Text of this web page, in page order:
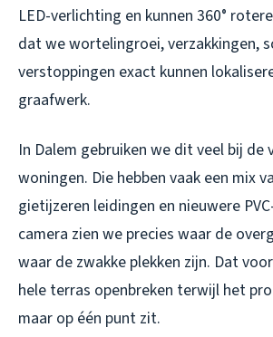
LED-verlichting en kunnen 360°
dat we wortelingroei, verzakkingen,
verstoppingen exact kunnen
graafwerk.
In Dalem gebruiken we dit veel bij
woningen. Die hebben vaak een mix
gietijzeren leidingen en nieuwere
camera zien we precies waar de
waar de zwakke plekken zijn. Dat
hele terras openbreken terwijl het
maar op één punt zit.